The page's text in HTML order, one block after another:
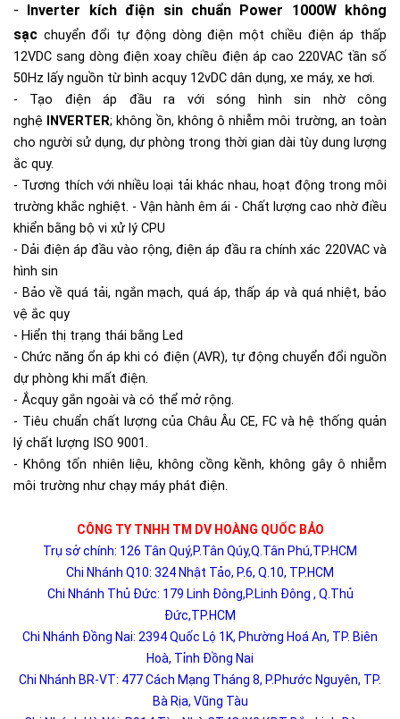
- Inverter kích điện sin chuẩn Power 1000W không
sạc chuyển đổi tự động dòng điện một chiều điện áp thấp
12VDC sang dòng điện xoay chiều điện áp cao 220VAC tần số
50Hz lấy nguồn từ bình acquy 12vDC dân dụng, xe máy, xe hơi.
- Tạo điện áp đầu ra với sóng hình sin nhờ công
nghệ
INVERTER; không ồn, không ô nhiễm môi trường, an toàn
cho người sử dụng, dự phòng trong thời gian dài tùy dung lượng
ắc quy.
- Tương thích với nhiều loại tải khác nhau, hoạt động trong môi
trường khắc nghiệt. - Vận hành êm ái - Chất lượng cao nhờ điều
khiển bằng bộ vi xử lý CPU
- Dải điện áp đầu vào rộng, điện áp đầu ra chính xác 220VAC và
hình sin
- Bảo về quá tải, ngắn mạch, quá áp, thấp áp và quá nhiệt, bảo
vệ ắc quy
- Hiển thị trạng thái bằng Led
- Chức năng ổn áp khi có điện (AVR), tự động chuyển đổi nguồn
dự phòng khi mất điện.
- Ắcquy gắn ngoài và có thể mở rộng.
- Tiêu chuẩn chất lượng của Châu Âu CE, FC và hệ thống quản
lý chất lượng ISO 9001.
- Không tốn nhiên liệu, không cồng kềnh, không gây ô nhiễm
môi trường như chạy máy phát điện.
CÔNG TY TNHH TM DV HOÀNG QUỐC BẢO
Trụ sở chính: 126 Tân Quý,P.Tân Qúy,Q.Tân Phú,TP.HCM
Chi Nhánh Q10: 324 Nhật Tảo, P.6, Q.10, TP.HCM
Chi Nhánh Thủ Đức: 179 Linh Đông,P.Linh Đông , Q.Thủ
Đức,TP.HCM
Chi Nhánh Đồng Nai: 2394 Quốc Lộ 1K, Phường Hoá An, TP. Biên
Hoà, Tỉnh Đồng Nai
Chi Nhánh BR-VT: 477 Cách Mạng Tháng 8, P.Phước Nguyên, TP.
Bà Rịa, Vũng Tàu